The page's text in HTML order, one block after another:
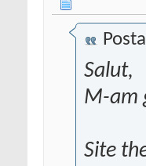
Salut,
M-am
Site